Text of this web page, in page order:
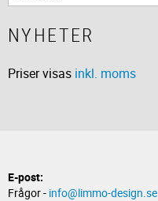
NYHETER
Priser visas inkl. moms
E-post:
Frågor - info@limmo-design.se